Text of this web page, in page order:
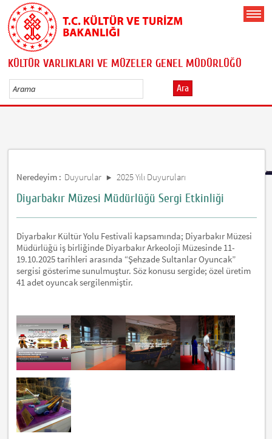
KÜLTÜR VARLIKLARI VE MÜZELER GENEL MÜDÜRLÜĞÜ
Ara
Neredeyim : Duyurular 2025 Yılı Duyuruları
Diyarbakır Müzesi Müdürlüğü Sergi Etkinliği
Diyarbakır Kültür Yolu Festivali kapsamında; Diyarbakır Müzesi
Müdürlüğü iş birliğinde Diyarbakır Arkeoloji Müzesinde 11-
19.10.2025 tarihleri arasında “Şehzade Sultanlar Oyuncak”
sergisi gösterime sunulmuştur. Söz konusu sergide; özel üretim
41 adet oyuncak sergilenmiştir.